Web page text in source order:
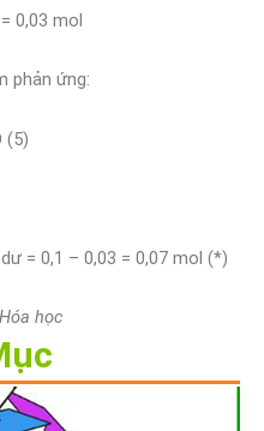
0,03 mol
phản ứng:
(5)
= 0,1 – 0,03 = 0,07 mol (*)
học